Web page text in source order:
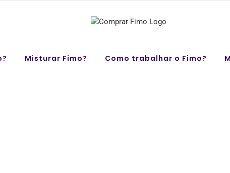
Misturar Fimo? Como trabalhar o Fimo?